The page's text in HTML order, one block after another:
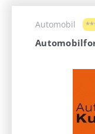
Automobil